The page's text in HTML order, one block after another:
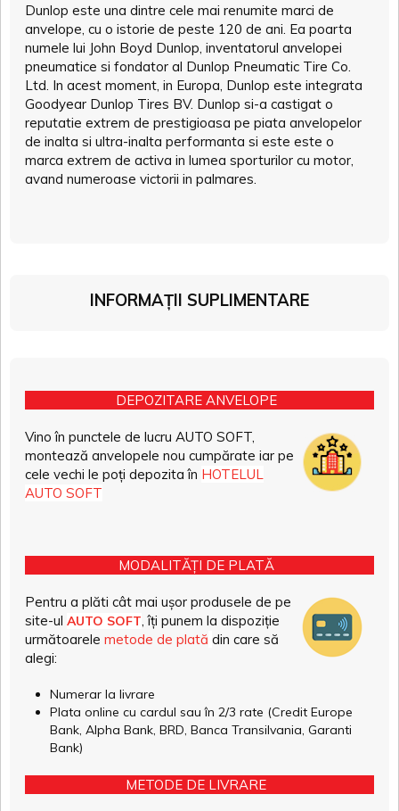
Dunlop este una dintre cele mai renumite marci de
anvelope, cu o istorie de peste 120 de ani. Ea poarta
numele lui John Boyd Dunlop, inventatorul anvelopei
pneumatice si fondator al Dunlop Pneumatic Tire Co.
Ltd. In acest moment, in Europa, Dunlop este integrata
Goodyear Dunlop Tires BV. Dunlop si-a castigat o
reputatie extrem de prestigioasa pe piata anvelopelor
de inalta si ultra-inalta performanta si este este o
marca extrem de activa in lumea sporturilor cu motor,
avand numeroase victorii in palmares.
INFORMAȚII SUPLIMENTARE
DEPOZITARE ANVELOPE
Vino în punctele de lucru AUTO SOFT,
montează anvelopele nou cumpărate iar pe
cele vechi le poți depozita în HOTELUL
AUTO SOFT
MODALITĂȚI DE PLATĂ
Pentru a plăti cât mai ușor produsele de pe
site-ul AUTO SOFT , îți punem la dispoziție
următoarele metode de plată din care să
alegi:
Numerar la livrare
Plata online cu cardul sau în 2/3 rate (Credit Europe
Bank, Alpha Bank, BRD, Banca Transilvania, Garanti
Bank)
METODE DE LIVRARE